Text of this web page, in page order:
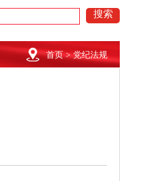
搜索
首页> 党纪法规